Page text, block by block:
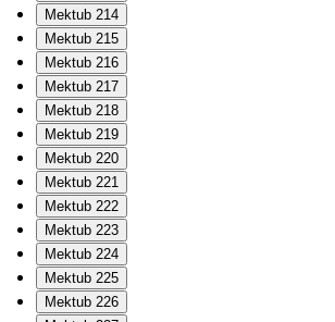
Mektub 214
Mektub 215
Mektub 216
Mektub 217
Mektub 218
Mektub 219
Mektub 220
Mektub 221
Mektub 222
Mektub 223
Mektub 224
Mektub 225
Mektub 226